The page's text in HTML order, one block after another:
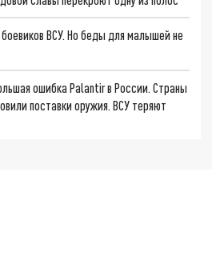
ВСУ. Но беды для малышей не
ошибка Palantir в России. Страны
поставки оружия. ВСУ теряют